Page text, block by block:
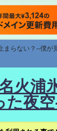
らない？--僕
火浦
夜